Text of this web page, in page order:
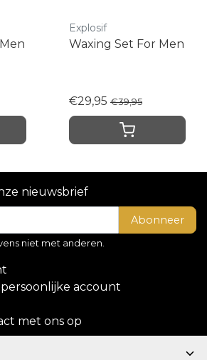
Explosif
Waxing Set For Men
€29,95 €39,95
nieuwsbrief
Abonneer
niet met anderen.
persoonlijke account
met ons op